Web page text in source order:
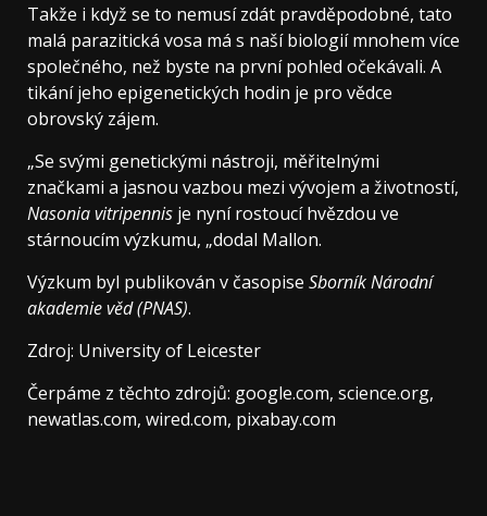
Takže i když se to nemusí zdát pravděpodobné, tato
malá parazitická vosa má s naší biologií mnohem více
společného, než byste na první pohled očekávali. A
tikání jeho epigenetických hodin je pro vědce
obrovský zájem.
„Se svými genetickými nástroji, měřitelnými
značkami a jasnou vazbou mezi vývojem a životností,
Nasonia vitripennis je nyní rostoucí hvězdou ve
stárnoucím výzkumu, „dodal Mallon.
Výzkum byl publikován v časopise Sborník Národní
akademie věd (PNAS).
Zdroj: University of Leicester
Čerpáme z těchto zdrojů: google.com, science.org,
newatlas.com, wired.com, pixabay.com